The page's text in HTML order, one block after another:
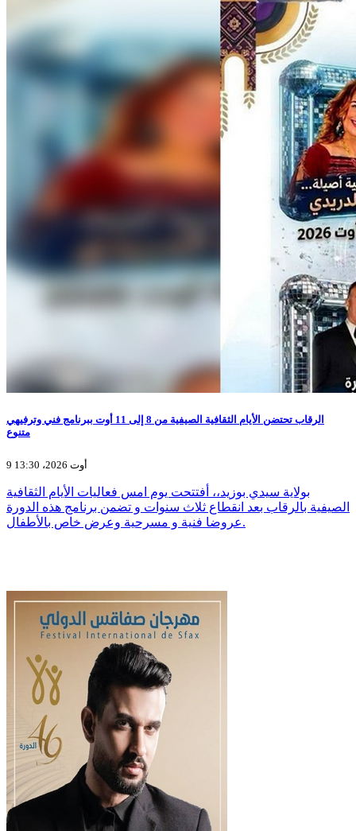
الرقاب تحتضن الأيام الثقافية الصيفية من 8 إلى 11 أوت ببرنامج فني وترفيهي
متنوع
9 أوت 2026، 13:30
بولاية سيدي بوزيد،، أفتتحت يوم امس فعاليات الأيام الثقافية
الصيفية بالرقاب بعد انقطاع ثلاث سنوات و تضمن برنامج هذه الدورة
عروضا فنية و مسرحية وعرض خاص بالأطفال.